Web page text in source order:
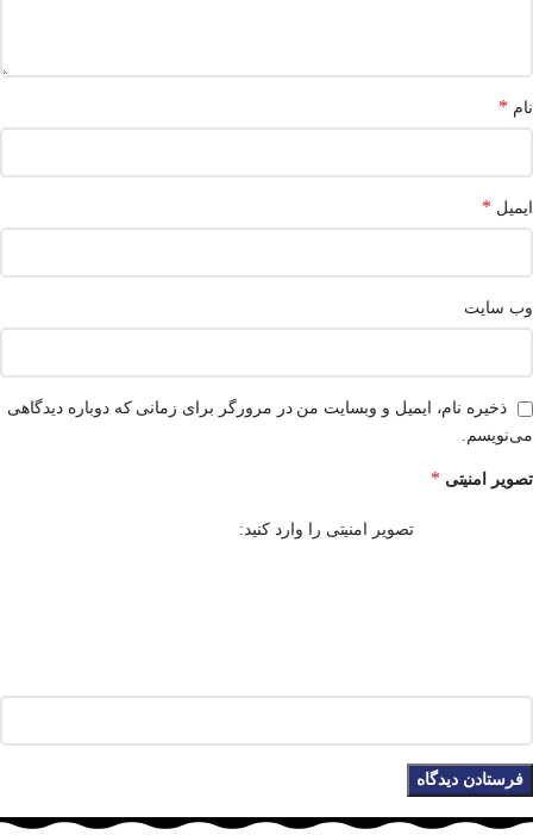
نام *
ایمیل *
وب‌ سایت
ذخیره نام، ایمیل و وبسایت من در مرورگر برای زمانی که دوباره دیدگاهی
می‌نویسم.
تصویر امنیتی *
تصویر امنیتی را وارد کنید: